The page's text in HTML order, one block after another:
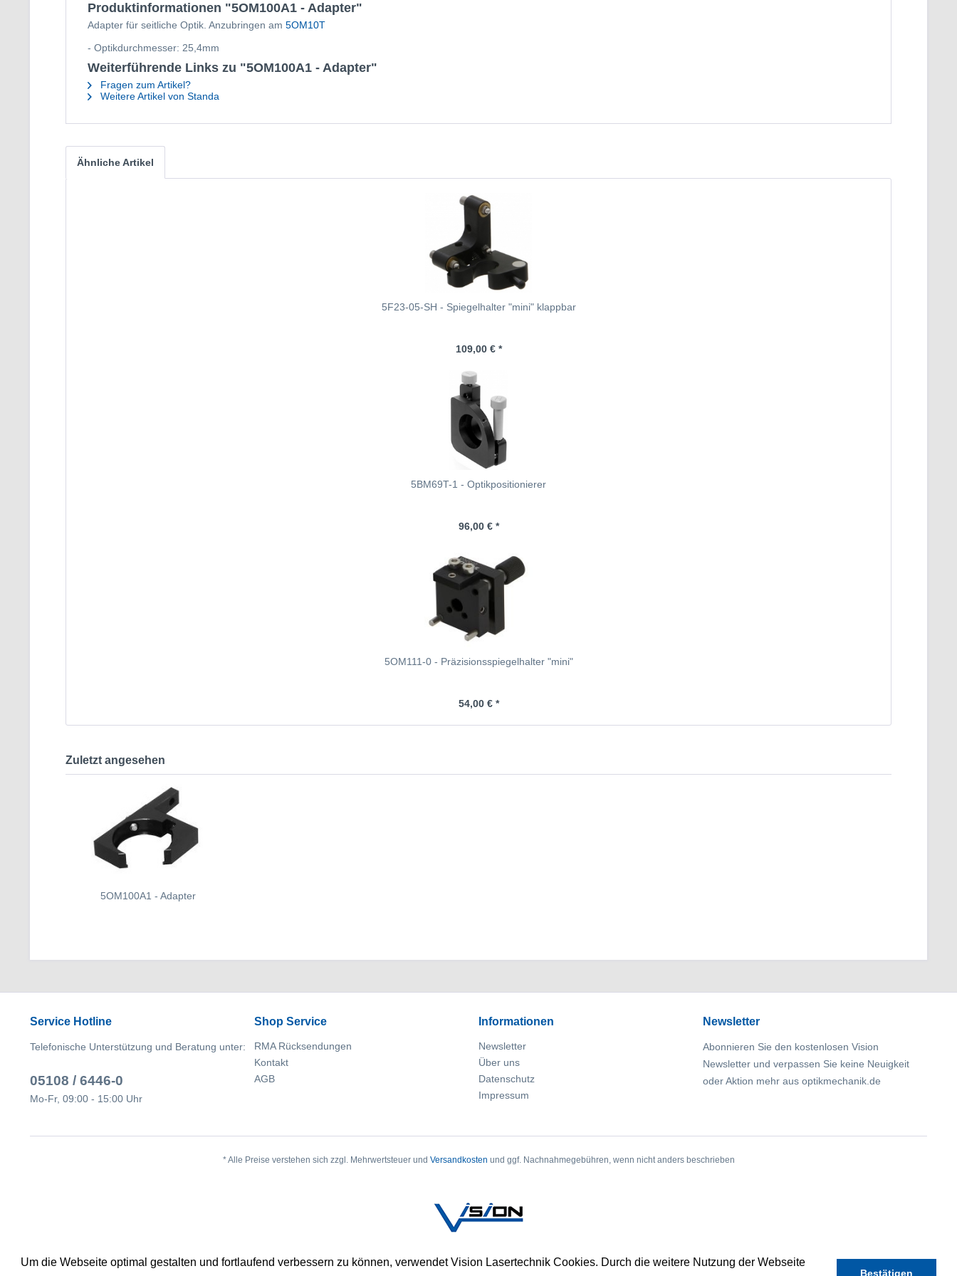
Um die Webseite optimal gestalten und fortlaufend verbessern zu können, verwendet Vision Lasertechnik Cookies. Durch die weitere Nutzung der Webseite
Bestätigen
Produktinformationen "5OM100A1 - Adapter"
Adapter für seitliche Optik. Anzubringen am 5OM10T
- Optikdurchmesser: 25,4mm
Weiterführende Links zu "5OM100A1 - Adapter"
Fragen zum Artikel?
Weitere Artikel von Standa
Ähnliche Artikel
5F23-05-SH - Spiegelhalter "mini" klappbar
109,00 € *
5BM69T-1 - Optikpositionierer
96,00 € *
5OM111-0 - Präzisionsspiegelhalter "mini"
54,00 € *
Zuletzt angesehen
5OM100A1 - Adapter
Service Hotline
Telefonische Unterstützung und Beratung unter:
05108 / 6446-0
Mo-Fr, 09:00 - 15:00 Uhr
Shop Service
RMA Rücksendungen
Kontakt
AGB
Informationen
Newsletter
Über uns
Datenschutz
Impressum
Newsletter
Abonnieren Sie den kostenlosen Vision
Newsletter und verpassen Sie keine Neuigkeit
oder Aktion mehr aus optikmechanik.de
* Alle Preise verstehen sich zzgl. Mehrwertsteuer und Versandkosten und ggf. Nachnahmegebühren, wenn nicht anders beschrieben